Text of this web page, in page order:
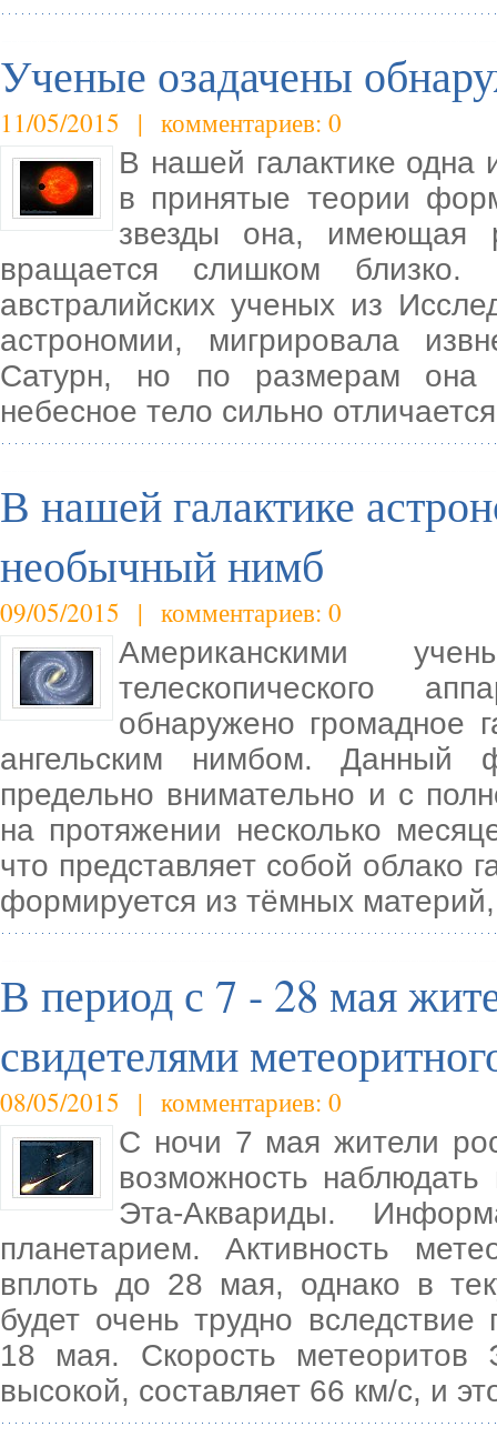
Ученые озадачены
11/05/2015 | комментариев: 0
В нашей галактике одна
в принятые теории
звезды она, имеющая
вращается слишком
австралийских ученых из
астрономии, мигрировала
Сатурн, но по размерам
небесное тело сильно
В нашей галактике
необычный нимб
09/05/2015 | комментариев: 0
Американскими
телескопического
обнаружено громадное
ангельским нимбом. Данный
предельно внимательно и с
на протяжении несколько
что представляет собой облако
формируется из тёмных
В период с 7 - 28 мая
свидетелями
08/05/2015 | комментариев: 0
С ночи 7 мая жители
возможность
Эта-Аквариды.
планетарием. Активность
вплоть до 28 мая, однако в
будет очень трудно
18 мая. Скорость метеоритов
высокой, составляет 66 км/с, и